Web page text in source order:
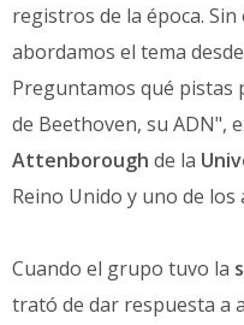
registros de la época.
abordamos el tema
Preguntamos qué
de Beethoven, su ADN",
Attenborough de la
Reino Unido y uno de
Cuando el grupo tuvo la
trató de dar respuesta a